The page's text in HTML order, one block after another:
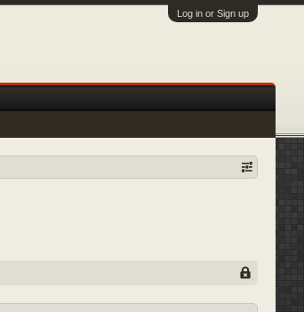
Log in or Sign up